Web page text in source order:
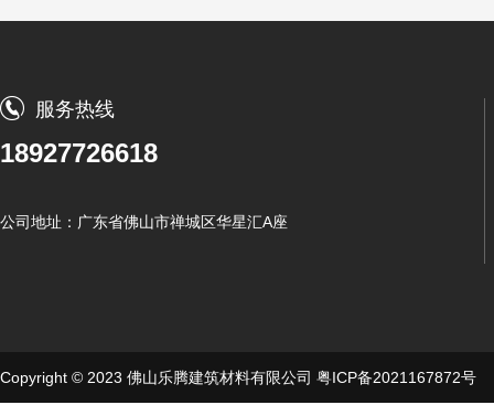
服务热线
18927726618
公司地址：广东省佛山市禅城区华星汇A座
Copyright © 2023 佛山乐腾建筑材料有限公司 粤ICP备2021167872号